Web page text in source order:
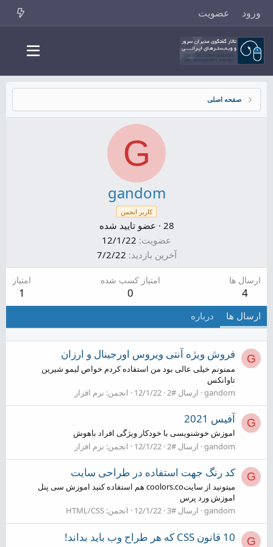
ورود عضویت
صفحه اصلی
G
gandom
کاربر انجمن
عضو تایید شده · 28
عضویت 12/1/22
آخرین بازدید 7/2/22
ارسال ها
4
امتیاز کسب شده
0
امتیاز
1
ارسال ها درباره
G فروش ویژه آنتی ویروس اورجینال و ارزان
ممنونم خیلی عالی بود من استفاده کردم خواص لیمو شیرین
تاوانکس
gandom ارسال #2 12/1/22 انجمن: نرم افزار
G آفیس 2021
اموزش خوشنویسی با خودکار ویژگی افراد باهوش
gandom ارسال #2 12/1/22 انجمن: نرم افزار
G کد رنگ جهت استفاده در طراحی سایت
میتونید از سایتcoolors.co هم استفاده کنید اموزش سی پنل
اموزش ورد پرس
gandom ارسال #3 12/1/22 انجمن: HTML/CSS
G 10 قانون CSS که هر طراح وب باید بداند!